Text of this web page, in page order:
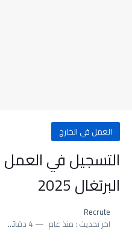
العمل في الخارج
التسجيل في
البرتغال 2025
Recrute
اخر تحديث : منذ عام 4 دقائق للقراءة